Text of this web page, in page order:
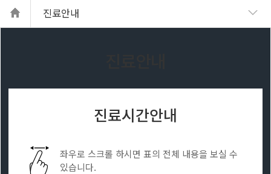
진료안내
진료시간안내
좌우로 스크롤 하시면 표의 전체 내용을 보실 수
있습니다.